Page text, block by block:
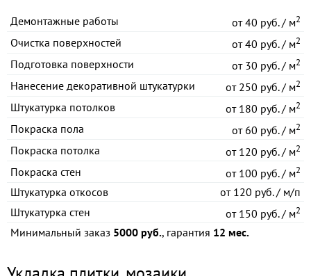
Демонтажные работы от40 руб. / м2
Очистка поверхностей от40 руб. / м2
Подготовка поверхности от30 руб. / м2
Нанесение декоративной штукатурки от250 руб. / м2
Штукатурка потолков от180 руб. / м2
Покраска пола от60 руб. / м2
Покраска потолка от120 руб. / м2
Покраска стен от100 руб. / м2
Штукатурка откосов от120 руб. / м/п
Штукатурка стен
от150 руб. / м2
Минимальный заказ 5000 руб., гарантия 12 мес.